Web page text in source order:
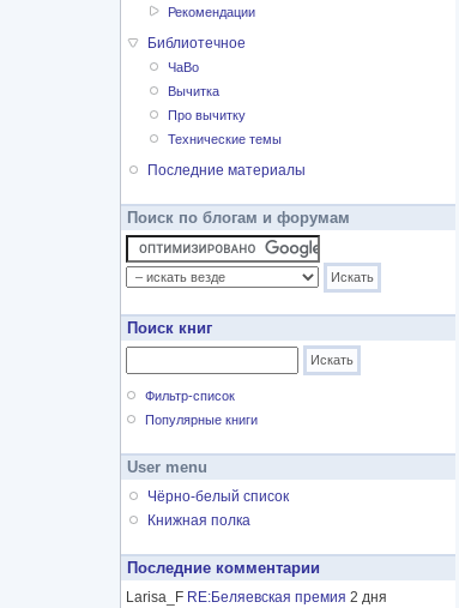
Рекомендации
Библиотечное
ЧаВо
Вычитка
Про вычитку
Технические темы
Последние материалы
Поиск по блогам и форумам
Поиск книг
Фильтр-список
Популярные книги
User menu
Чёрно-белый список
Книжная полка
Последние комментарии
Larisa_F RE:Беляевская премия 2 дня